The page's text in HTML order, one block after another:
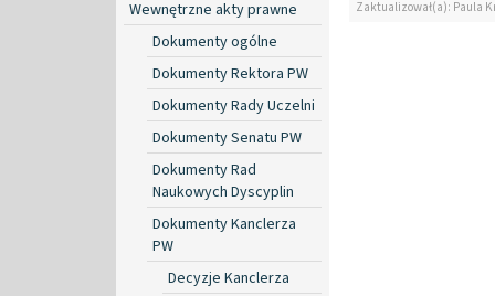
Wewnętrzne akty prawne
Dokumenty ogólne
Dokumenty Rektora PW
Dokumenty Rady Uczelni
Dokumenty Senatu PW
Dokumenty Rad
Naukowych Dyscyplin
Dokumenty Kanclerza
PW
Decyzje Kanclerza
Zaktualizował(a): Paula